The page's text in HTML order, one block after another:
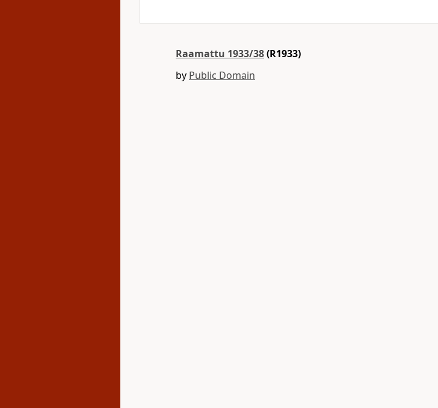
Raamattu 1933/38(R1933)
by Public Domain